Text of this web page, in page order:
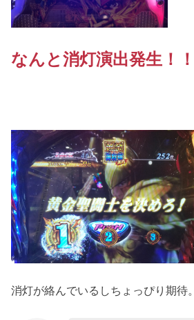
なんと消灯演出発生！！
消灯が絡んでいるしちょっぴり期待。